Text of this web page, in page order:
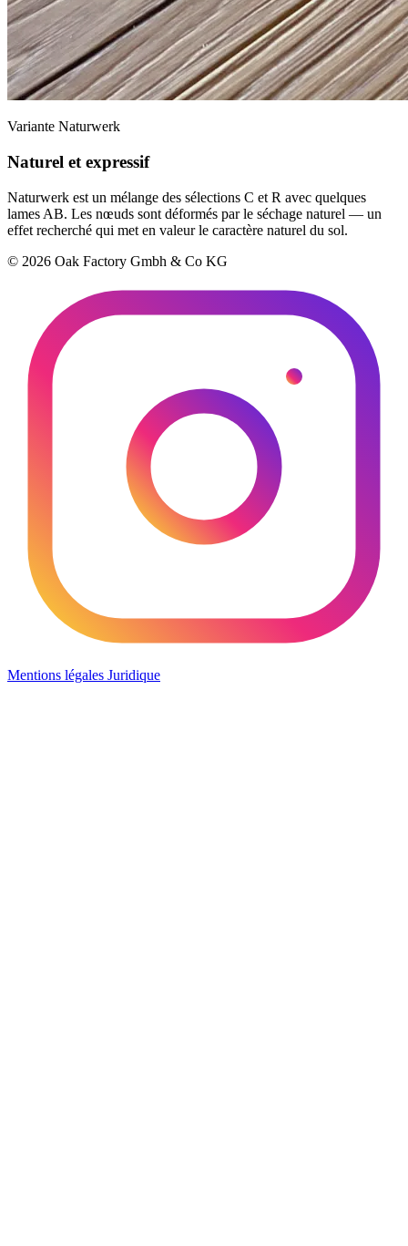
Variante Naturwerk
Naturel et expressif
Naturwerk est un mélange des sélections C et R avec quelques
lames AB. Les nœuds sont déformés par le séchage naturel — un
effet recherché qui met en valeur le caractère naturel du sol.
© 2026 Oak Factory Gmbh & Co KG
Mentions légales Juridique